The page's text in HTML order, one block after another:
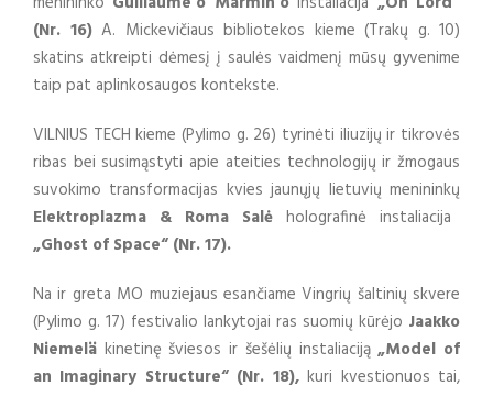
(Nr. 16) A. Mickevičiaus bibliotekos kieme (Trakų g. 10)
skatins atkreipti dėmesį į saulės vaidmenį mūsų gyvenime
taip pat aplinkosaugos kontekste.
VILNIUS TECH kieme (Pylimo g. 26) tyrinėti iliuzijų ir tikrovės
ribas bei susimąstyti apie ateities technologijų ir žmogaus
suvokimo transformacijas kvies jaunųjų lietuvių menininkų
Elektroplazma & Roma Salė holografinė instaliacija
„Ghost of Space“ (Nr. 17).
Na ir greta MO muziejaus esančiame Vingrių šaltinių skvere
(Pylimo g. 17) festivalio lankytojai ras suomių kūrėjo Jaakko
Niemelä kinetinę šviesos ir šešėlių instaliaciją„Model of
an Imaginary Structure“ (Nr. 18),kuri kvestionuos tai,